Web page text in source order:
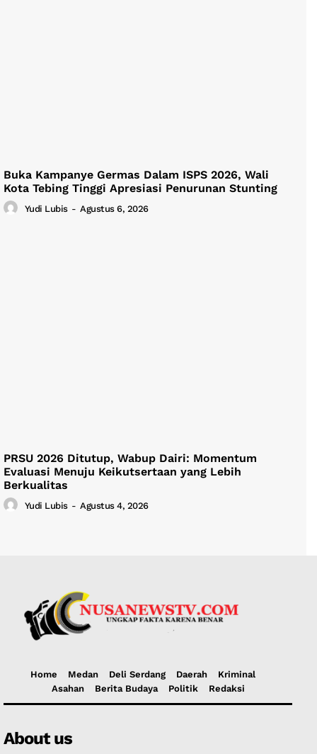
Buka Kampanye Germas Dalam ISPS 2026, Wali
Kota Tebing Tinggi Apresiasi Penurunan Stunting
Yudi Lubis - Agustus 6, 2026
PRSU 2026 Ditutup, Wabup Dairi: Momentum
Evaluasi Menuju Keikutsertaan yang Lebih
Berkualitas
Yudi Lubis - Agustus 4, 2026
Home Medan Deli Serdang Daerah
Kriminal
Asahan
Berita Budaya Politik Redaksi
About us